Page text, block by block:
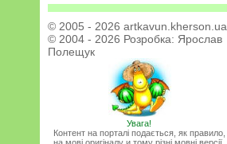
© 2005 - 2026 artkavun.kherson.ua
© 2004 - 2026 Розробка: Ярослав
Полещук
Увага!
Контент на порталі подається, як правило,